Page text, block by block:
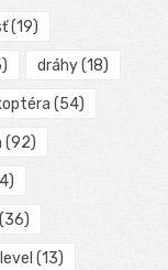
(19)
dráhy(18)
(54)
(92)
level (13)